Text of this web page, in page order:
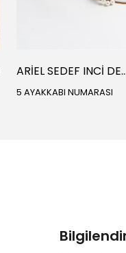
ARİEL SEDEF INCİ DETAY BİLEK BAĞLI KADIN TOPUKLU SANDALET
5 AYAKKABI NUMARASI